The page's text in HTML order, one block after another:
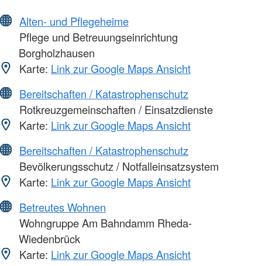
Alten- und Pflegeheime
Pflege und Betreuungseinrichtung
Borgholzhausen
Karte: Link zur Google Maps Ansicht
Bereitschaften / Katastrophenschutz
Rotkreuzgemeinschaften / Einsatzdienste
Karte: Link zur Google Maps Ansicht
Bereitschaften / Katastrophenschutz
Bevölkerungsschutz / Notfalleinsatzsystem
Karte: Link zur Google Maps Ansicht
Betreutes Wohnen
Wohngruppe Am Bahndamm Rheda-
Wiedenbrück
Karte: Link zur Google Maps Ansicht